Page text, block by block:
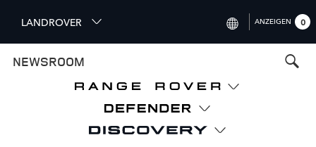
i
p
LANDROVER
CHINA (中国（中文))
ANZEIGEN 0
NEWSROOM